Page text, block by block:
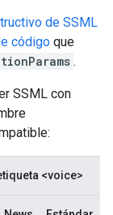
de SSML
código que
.
SSML con
<voice>